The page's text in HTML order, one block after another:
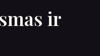
ir